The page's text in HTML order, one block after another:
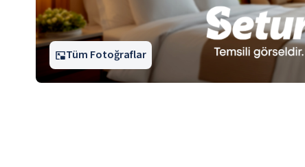
Tüm Fotoğraflar